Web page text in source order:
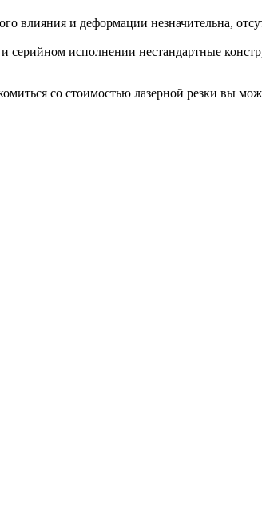
влияния и деформации незначительна,
серийном исполнении нестандартные
со стоимостью лазерной резки вы